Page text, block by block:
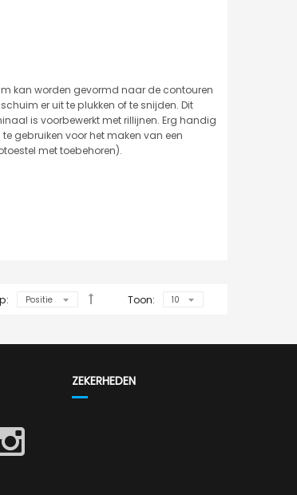
kan worden gevormd naar de contouren
er uit te plukken of te snijden. Dit
is voorbewerkt met rillijnen. Erg handig
gebruiken voor het maken van een
met toebehoren).
Toon:
ZEKERHEDEN